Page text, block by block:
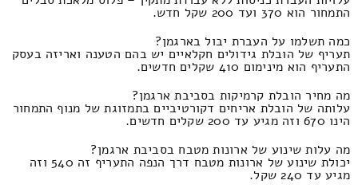
התמחור הוא 370 ועד 200 שקל חדש.
כמה תשלמו על העברת יבול בארגמן?
תעריף של הובלת גידולים חקלאיים יש בהם הטענה ואריזה בעסק
התעריף הוא מינימום 410 שקלים חדשים.
מה מחיר הובלת קרמיקות בסביבת ארגמן?
עלותה של הובלת אריחים דקורטיביים בתמזוגת של מנוף התמחור
הינו 670 וזה מגיע עד 200 שקלים חדשים.
מה עלות שינוע של ארונות מטבח בסביבת ארגמן?
יכולת שינוע של ארונות מטבח דרך הנפה התעריף זה 540 וזה
מגיע עד 240 שקל.